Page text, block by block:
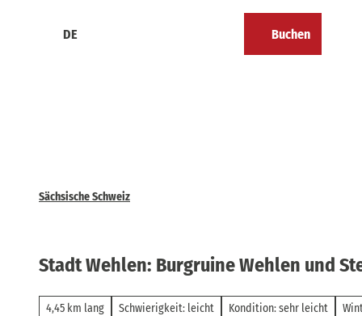
DE Buchen
Sächsische Schweiz
Stadt Wehlen: Burgruine Wehlen und
4,45 km lang Schwierigkeit: leicht Kondition: sehr leicht